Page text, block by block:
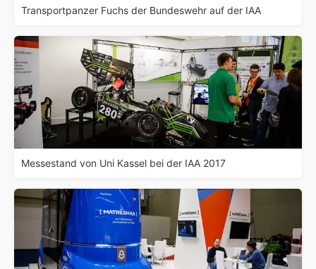
Transportpanzer Fuchs der Bundeswehr auf der IAA
Messestand von Uni Kassel bei der IAA 2017